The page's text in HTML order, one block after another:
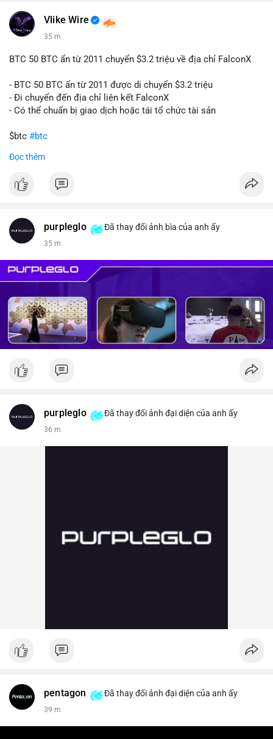
#160btc #vilanh #thanhkhoansan
📰 Nguồn: Cointelegraph
Vlike Wire
35 m
BTC 50 BTC ẩn từ 2011 chuyển $3.2 triệu về địa chỉ FalconX
- BTC 50 BTC ẩn từ 2011 được di chuyển $3.2 triệu
- Đi chuyển đến địa chỉ liên kết FalconX
- Có thể chuẩn bị giao dịch hoặc tái tổ chức tài sản
$btc #btc
#vlikevn
📰 Nguồn: CoinDesk
Đọc thêm
purpleglo Đã thay đổi ảnh bìa của anh ấy
35 m
purpleglo Đã thay đổi ảnh đại diện của anh ấy
36 m
pentagon Đã thay đổi ảnh đại diện của anh ấy
39 m